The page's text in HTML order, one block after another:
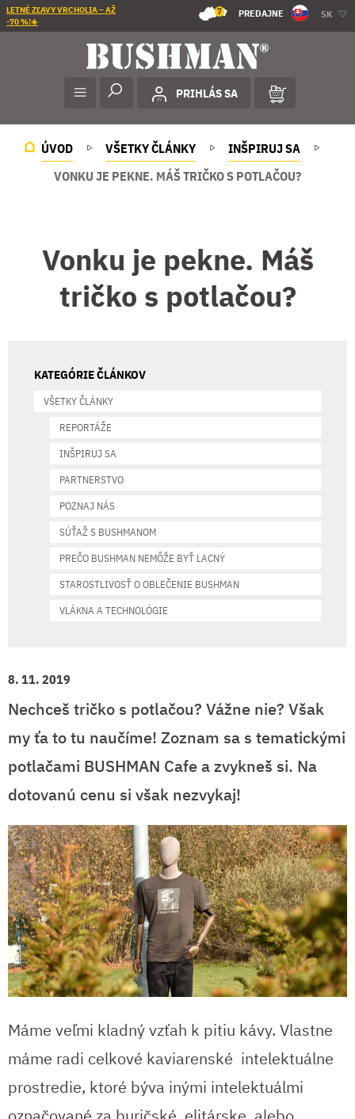
LETNÉ ZĽAVY VRCHOLIA – AŽ
-70 %!☀️
7 PREDAJNE SK
PRIHLÁS SA
ÚVOD VŠETKY ČLÁNKY
INŠPIRUJ SA
VONKU JE PEKNE. MÁŠ TRIČKO S POTLAČOU?
Vonku je pekne. Máš
tričko s potlačou?
8. 11. 2019
Nechceš tričko s potlačou? Vážne nie? Však
my ťa to tu naučíme! Zoznam sa s tematickými
potlačami BUSHMAN Cafe a zvykneš si. Na
dotovanú cenu si však nezvykaj!
Máme veľmi kladný vzťah k pitiu kávy. Vlastne
máme radi celkové kaviarenské intelektuálne
prostredie, ktoré býva inými intelektuálmi
KATEGÓRIE ČLÁNKOV
VŠETKY ČLÁNKY
REPORTÁŽE
INŠPIRUJ SA
PARTNERSTVO
POZNAJ NÁS
SÚŤAŽ S BUSHMANOM
PREČO BUSHMAN NEMÔŽE BYŤ LACNÝ
STAROSTLIVOSŤ O OBLEČENIE BUSHMAN
VLÁKNA A TECHNOLÓGIE